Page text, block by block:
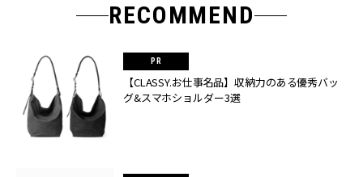
RECOMMEND
【CLASSY.お仕事名品】収納力のある優秀バッ
グ&スマホショルダー3選